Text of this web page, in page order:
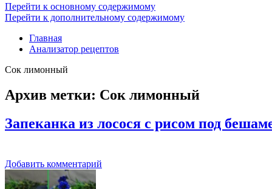
Перейти к основному содержимому
Перейти к дополнительному содержимому
Главная
Анализатор рецептов
Сок лимонный
Архив метки: Сок лимонный
Запеканка из лосося с рисом под
Добавить комментарий